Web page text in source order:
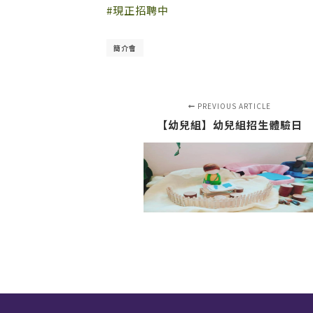
#現正招聘中
簡介會
PREVIOUS ARTICLE
【幼兒組】幼兒組招生體驗日